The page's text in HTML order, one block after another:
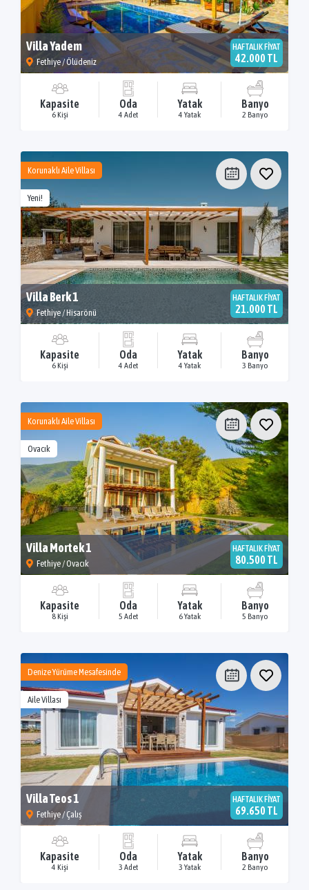
Villa Yadem
Fethiye / Ölüdeniz
HAFTALIK FİYAT
42.000 TL
Kapasite
6 Kişi
Oda
4 Adet
Yatak
4 Yatak
Banyo
2 Banyo
Korunaklı Aile Villası
Yeni!
Villa Berk 1
Fethiye / Hisarönü
HAFTALIK FİYAT
21.000 TL
Kapasite
6 Kişi
Oda
4 Adet
Yatak
4 Yatak
Banyo
3 Banyo
Korunaklı Aile Villası
Ovacık
Villa Mortek 1
Fethiye / Ovacık
HAFTALIK FİYAT
80.500 TL
Kapasite
8 Kişi
Oda
5 Adet
Yatak
6 Yatak
Banyo
5 Banyo
Denize Yürüme Mesafesinde
Aile Villası
Villa Teos 1
Fethiye / Çalış
HAFTALIK FİYAT
69.650 TL
Kapasite
4 Kişi
Oda
3 Adet
Yatak
3 Yatak
Banyo
2 Banyo